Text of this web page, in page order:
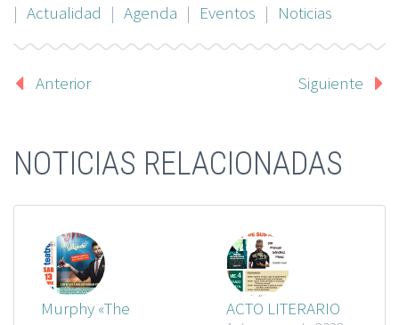
| Actualidad | Agenda | Eventos | Noticias
Anterior Siguiente
NOTICIAS RELACIONADAS
Murphy «The
ACTO LITERARIO